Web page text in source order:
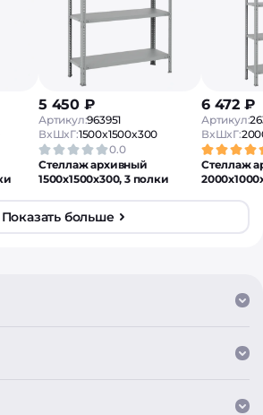
5 450 ₽
Артикул:963951
ВxШxГ:1500x1500x300
0.0
Стеллаж архивный
1500х1500х300, 3 полки
6 472 ₽
Артикул:
ВxШxГ:
Стеллаж
Показать больше